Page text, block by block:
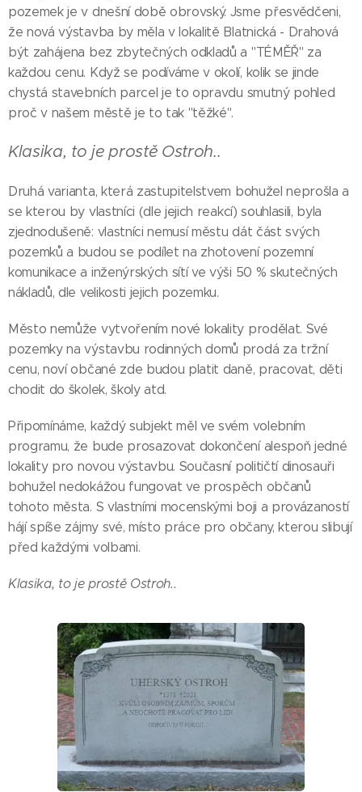
pozemek je v dnešní době obrovský. Jsme přesvědčeni,
že nová výstavba by měla v lokalitě Blatnická - Drahová
být zahájena bez zbytečných odkladů a "TÉMĚŘ" za
každou cenu. Když se podíváme v okolí, kolik se jinde
chystá stavebních parcel je to opravdu smutný pohled
proč v našem městě je to tak "těžké".
Klasika, to je prostě Ostroh..
Druhá varianta, která zastupitelstvem bohužel neprošla a
se kterou by vlastníci (dle jejich reakcí) souhlasili, byla
zjednodušeně: vlastníci nemusí městu dát část svých
pozemků a budou se podílet na zhotovení pozemní
komunikace a inženýrských sítí ve výši 50 % skutečných
nákladů, dle velikosti jejich pozemku.
Město nemůže vytvořením nové lokality prodělat. Své
pozemky na výstavbu rodinných domů prodá za tržní
cenu, noví občané zde budou platit daně, pracovat, děti
chodit do školek, školy atd.
Připomínáme, každý subjekt měl ve svém volebním
programu, že bude prosazovat dokončení alespoň jedné
lokality pro novou výstavbu. Současní političtí dinosauři
bohužel nedokážou fungovat ve prospěch občanů
tohoto města. S vlastními mocenskými boji a provázaností
hájí spíše zájmy své, místo práce pro občany, kterou slibují
před každými volbami.
Klasika, to je prostě Ostroh..